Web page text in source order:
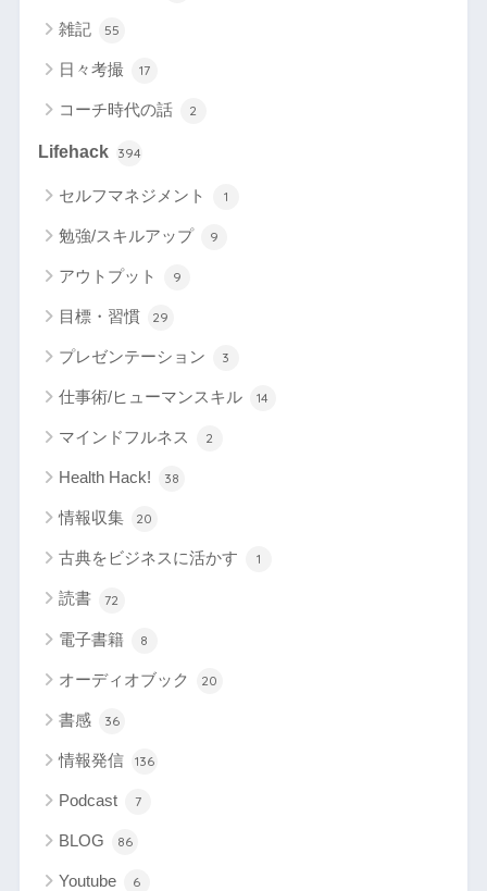
雑記 55
日々考撮 17
コーチ時代の話 2
Lifehack 394
セルフマネジメント 1
勉強/スキルアップ 9
アウトプット 9
目標・習慣 29
プレゼンテーション 3
仕事術/ヒューマンスキル 14
マインドフルネス 2
Health Hack! 38
情報収集 20
古典をビジネスに活かす 1
読書 72
電子書籍 8
オーディオブック 20
書感 36
情報発信 136
Podcast 7
BLOG 86
Youtube 6